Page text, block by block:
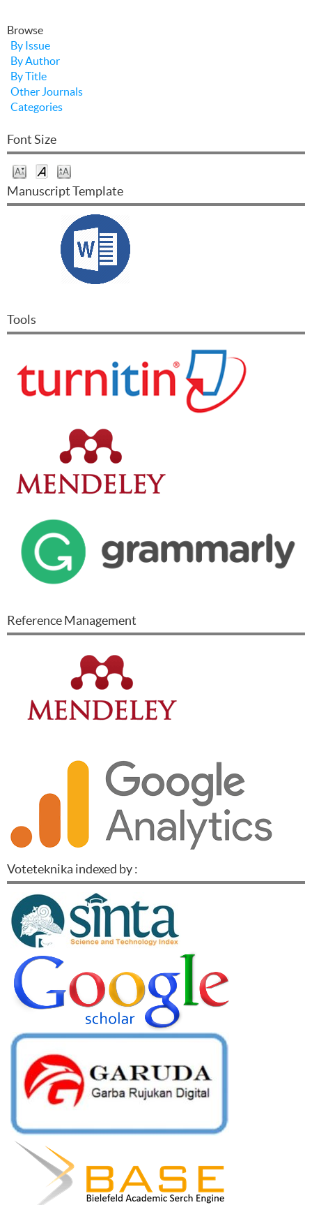
Browse
By Issue
By Author
By Title
Other Journals
Categories
Font Size
Manuscript Template
Tools
Reference Management
Voteteknika indexed by :